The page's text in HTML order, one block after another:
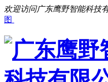
欢迎访问广东鹰野智能科技
图